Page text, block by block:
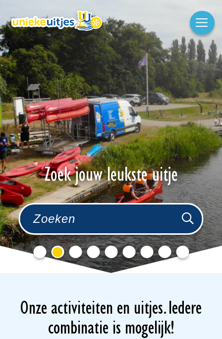
Zoek jouw leukste uitje
Onze activiteiten en uitjes. Iedere
combinatie is mogelijk!